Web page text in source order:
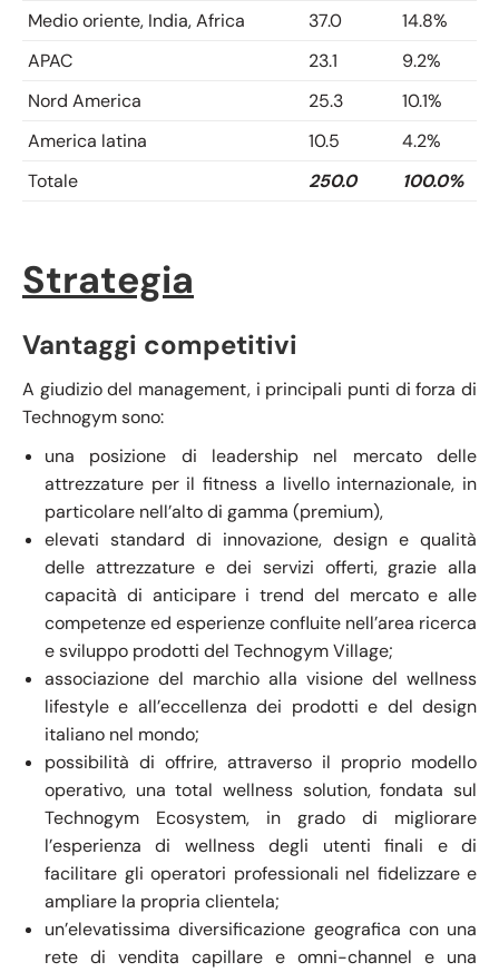
Medio oriente, India, Africa
37.0
14.8%
APAC
23.1
9.2%
Nord America
25.3
10.1%
America latina
10.5
4.2%
Totale
250.0 100.0%
Strategia
Vantaggi competitivi
A giudizio del management, i principali punti di forza di
Technogym sono:
una posizione di leadership nel mercato delle
attrezzature per il fitness a livello internazionale, in
particolare nell’alto di gamma (premium),
elevati standard di innovazione, design e qualità
delle attrezzature e dei servizi offerti, grazie alla
capacità di anticipare i trend del mercato e alle
competenze ed esperienze confluite nell’area ricerca
e sviluppo prodotti del Technogym Village;
associazione del marchio alla visione del wellness
lifestyle e all’eccellenza dei prodotti e del design
italiano nel mondo;
possibilità di offrire, attraverso il proprio modello
operativo, una total wellness solution, fondata sul
Technogym Ecosystem, in grado di migliorare
l’esperienza di wellness degli utenti finali e di
facilitare gli operatori professionali nel fidelizzare e
ampliare la propria clientela;
un’elevatissima diversificazione geografica con una
rete di vendita capillare e omni-channel e una